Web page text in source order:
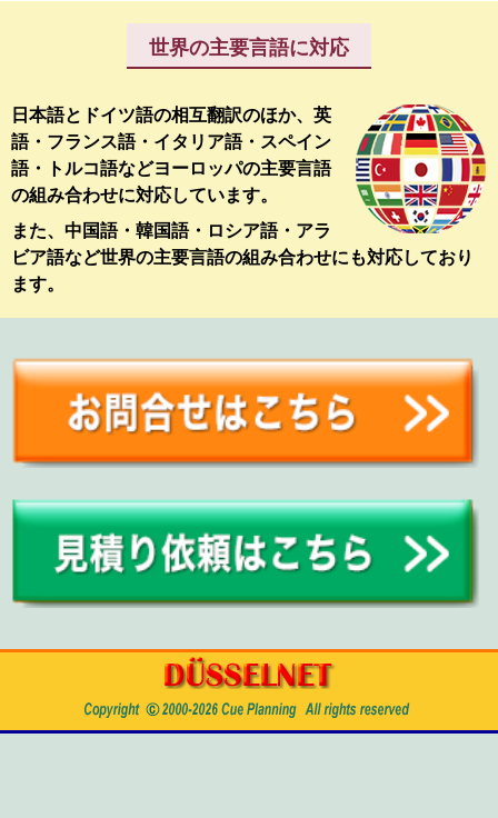
世界の主要言語に対応
日本語とドイツ語の相互翻訳のほか、英
語・フランス語・イタリア語・スペイン
語・トルコ語などヨーロッパの主要言語
の組み合わせに対応しています。
また、中国語・韓国語・ロシア語・アラ
ビア語など世界の主要言語の組み合わせにも対応しており
ます。